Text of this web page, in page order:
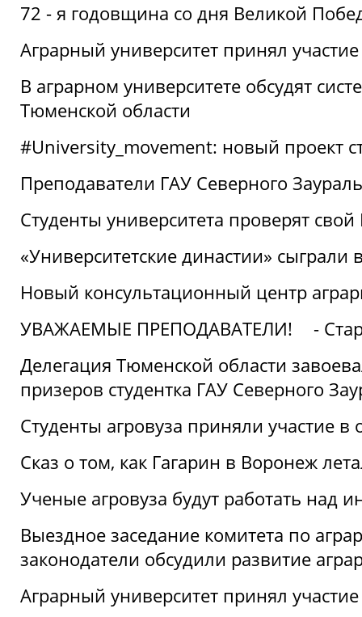
72 - я годовщина со дня Великой
Аграрный университет принял
В аграрном университете обсудят
Тюменской области
#University_movement: новый проект
Преподаватели ГАУ Северного
Студенты университета проверят свой
«Университетские династии»
Новый консультационный центр
УВАЖАЕМЫЕ ПРЕПОДАВАТЕЛИ!
-
Делегация Тюменской области
призеров студентка ГАУ Северного
Студенты агровуза приняли участие в
Сказ о том, как Гагарин в Воронеж
Ученые агровуза будут работать над
Выездное заседание комитета по
законодатели обсудили развитие
Аграрный университет принял